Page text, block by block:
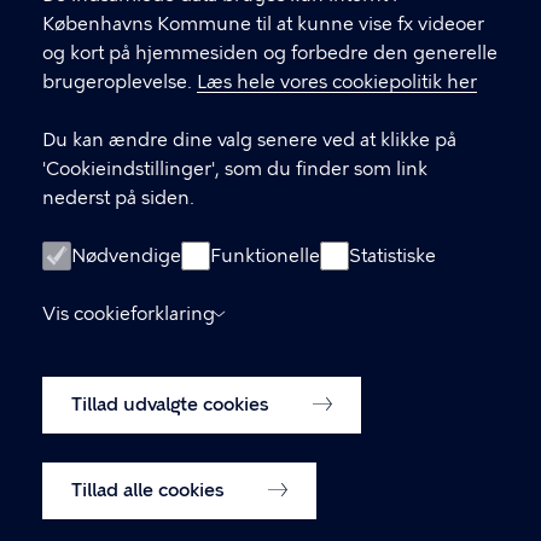
Københavns Kommune til at kunne vise fx videoer
og kort på hjemmesiden og forbedre den generelle
brugeroplevelse. Læs hele vores cookiepolitik her
Du kan ændre dine valg senere ved at klikke på
'Cookieindstillinger', som du finder som link
nederst på siden.
Nødvendige Funktionelle Statistiske
Vis cookieforklaring
Tillad udvalgte cookies
Tillad alle cookies
Kulturhus.
Julius Andersens Vej 1 2450 København SV
cphfablab@kk.dk
LINKS
Cookiepolitik
Cookieindstillinger